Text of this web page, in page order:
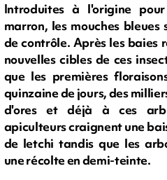
Introduites à l'origine
marron, les mouches
de contrôle. Après les baies
nouvelles cibles de ces
que les premières
quinzaine de jours, des
d'ores et déjà à ces
apiculteurs craignent une
de letchi tandis que les
une récolte en demi-teinte.